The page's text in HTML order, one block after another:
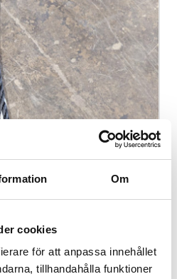
Om
cookies
för att anpassa innehållet
tillhandahålla funktioner